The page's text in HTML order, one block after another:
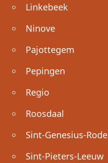
Linkebeek
Ninove
Pajottegem
Pepingen
Regio
Roosdaal
Sint-Genesius-Rode
Sint-Pieters-Leeuw